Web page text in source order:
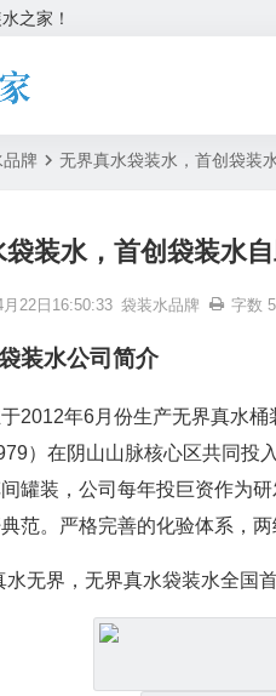
之家！
牌 无界真水袋装水，首创袋装
袋装水，首创袋装水
月22日16:50:33 袋装水品牌 字数
装水公司简介
2012年6月份生产无界真水
）在阴山山脉核心区共同投
罐装，公司每年投巨资作为
范。严格完善的化验体系，
水无界，无界真水袋装水全国